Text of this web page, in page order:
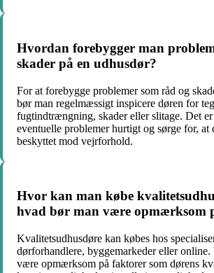
Hvordan forebygger man
skader på en udhusdør?
For at forebygge problemer som råd og
bør man regelmæssigt inspicere døren for
fugtindtrængning, skader eller slitage. Det
eventuelle problemer hurtigt og sørge for, at
beskyttet mod vejrforhold.
Hvor kan man købe
hvad bør man være opmærksom
Kvalitetsudhusdøre kan købes hos
dørforhandlere, byggemarkeder eller online.
være opmærksom på faktorer som dørens